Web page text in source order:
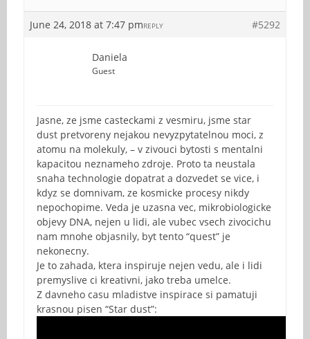
June 24, 2018 at 7:47 pm #5292
REPLY
Daniela
Guest
Jasne, ze jsme casteckami z vesmiru, jsme star
dust pretvoreny nejakou nevyzpytatelnou moci, z
atomu na molekuly, – v zivouci bytosti s mentalni
kapacitou neznameho zdroje. Proto ta neustala
snaha technologie dopatrat a dozvedet se vice, i
kdyz se domnivam, ze kosmicke procesy nikdy
nepochopime. Veda je uzasna vec, mikrobiologicke
objevy DNA, nejen u lidi, ale vubec vsech zivocichu
nam mnohe objasnily, byt tento “quest” je
nekonecny.
Je to zahada, ktera inspiruje nejen vedu, ale i lidi
premyslive ci kreativni, jako treba umelce.
Z davneho casu mladistve inspirace si pamatuji
krasnou pisen “Star dust”: